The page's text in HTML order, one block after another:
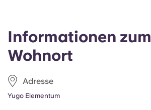
Informationen zum
Wohnort
Adresse
Yugo Elementum